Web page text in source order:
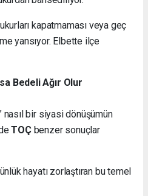
kapatmaması veya geç
yansıyor. Elbette ilçe
Bedeli Ağır Olur
nasıl bir siyasi dönüşümün
TOÇbenzer sonuçlar
hayatı zorlaştıran bu temel